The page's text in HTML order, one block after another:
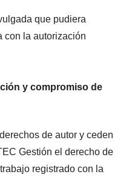
que pudiera
con la autorización
y compromiso de
de autor y ceden
Gestión el derecho de
registrado con la